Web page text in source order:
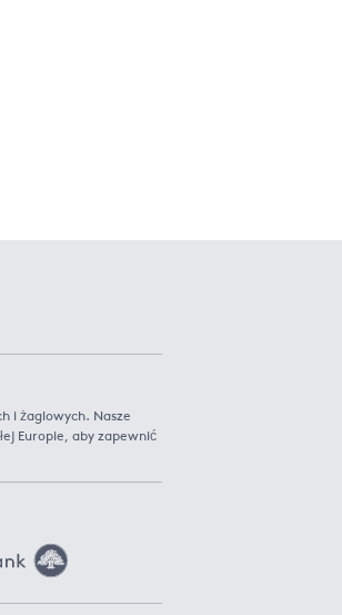
i żaglowych. Nasze
Europie, aby zapewnić